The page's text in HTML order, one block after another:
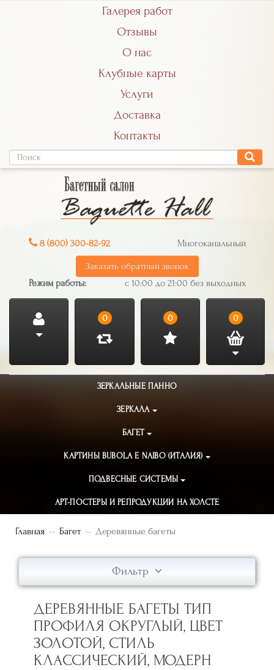
Галерея работ
Отзывы
О нас
Клубные карты
Услуги
Доставка
Контакты
8 (800) 300-82-92 Многоканальный
Заказать обратный звонок
Режим работы: с 10:00 до 21:00 без выходных
0 0 0
ЗЕРКАЛЬНЫЕ ПАННО
ЗЕРКАЛА
БАГЕТ
КАРТИНЫ BUBOLA E NAIBO (ИТАЛИЯ)
ПОДВЕСНЫЕ СИСТЕМЫ
АРТ-ПОСТЕРЫ И РЕПРОДУКЦИИ НА ХОЛСТЕ
Главная Багет Деревянные багеты
Фильтр
ДЕРЕВЯННЫЕ БАГЕТЫ ТИП
ПРОФИЛЯ ОКРУГЛЫЙ, ЦВЕТ
ЗОЛОТОЙ, СТИЛЬ
КЛАССИЧЕСКИЙ, МОДЕРН